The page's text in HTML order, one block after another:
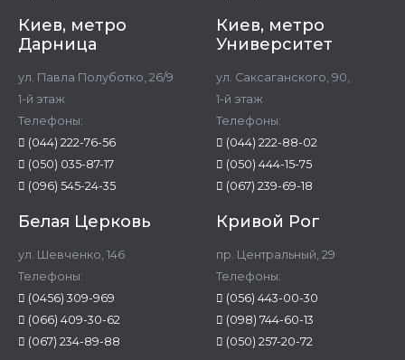
Киев, метро
Дарница
ул. Павла Полуботко, 26/9
1-й этаж
Телефоны:
(044) 222-76-56
(050) 035-87-17
(096) 545-24-35
Киев, метро
Университет
ул. Саксаганского, 90,
1-й этаж
Телефоны:
(044) 222-88-02
(050) 444-15-75
(067) 239-69-18
Белая Церковь
ул. Шевченко, 146
Телефоны:
(0456) 309-969
(066) 409-30-62
(067) 234-89-88
Кривой Рог
пр. Центральный, 29
Телефоны:
(056) 443-00-30
(098) 744-60-13
(050) 257-20-72